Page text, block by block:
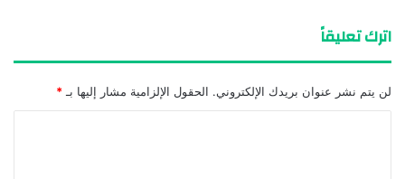
اترك تعليقاً
لن يتم نشر عنوان بريدك الإلكتروني. الحقول الإلزامية مشار إليها بـ *